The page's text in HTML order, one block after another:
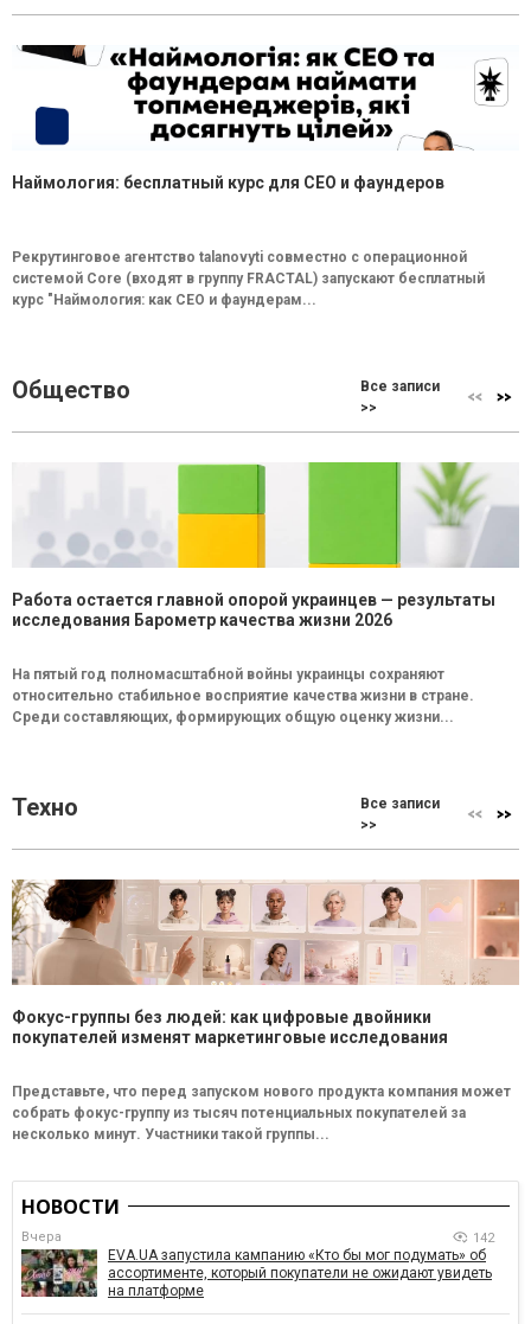
Наймология: бесплатный курс для CEO и фаундеров
Рекрутинговое агентство talanovyti совместно с операционной
системой Core (входят в группу FRACTAL) запускают бесплатный
курс "Наймология: как СEO и фаундерам...
Общество
Все записи
>>
Работа остается главной опорой украинцев — результаты
исследования Барометр качества жизни 2026
На пятый год полномасштабной войны украинцы сохраняют
относительно стабильное восприятие качества жизни в стране.
Среди составляющих, формирующих общую оценку жизни...
Техно
Все записи
>>
Фокус-группы без людей: как цифровые двойники
покупателей изменят маркетинговые исследования
Представьте, что перед запуском нового продукта компания может
собрать фокус-группу из тысяч потенциальных покупателей за
несколько минут. Участники такой группы...
НОВОСТИ
Вчера 142
EVA.UA запустила кампанию «Кто бы мог подумать» об
ассортименте, который покупатели не ожидают увидеть
на платформе